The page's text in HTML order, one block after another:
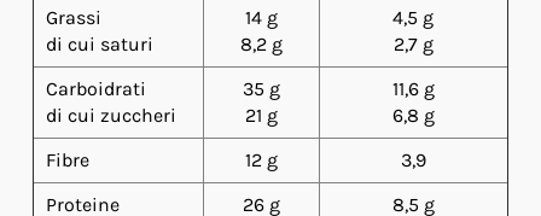
Grassi
di cui saturi
14 g
8,2 g
4,5 g
2,7 g
Carboidrati
di cui zuccheri
35 g
21 g
11,6 g
6,8 g
Fibre
12 g
3,9
Proteine
26 g
8,5 g